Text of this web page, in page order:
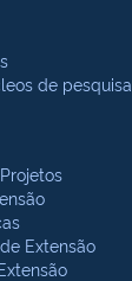
de pesquisa
Extensão